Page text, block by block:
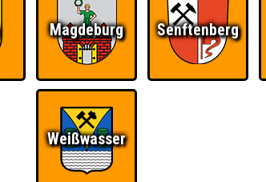
RESERVIERUNG
Magdeburg Senftenberg
Weißwasser